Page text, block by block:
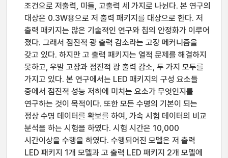
조건으로 저출력, 미들, 고출력 세 가지로 나뉜다. 본 연구의
대상은 0.3W용으로 저 출력 패키지를 대상으로 한다. 저
출력 패키지는 많은 기술적인 연구와 칩의 안정화가 이루어
졌다. 그래서 점진적 광 출력 감소라는 고장 메커니즘을
갖고 있다. 하지만 고 출력 패키지는 열적 문제를 해결하지
못하고, 우발 고장과 점진적 광 출력 감소, 두 가지 모두를
가지고 있다. 본 연구에서는 LED 패키지의 구성 요소들
중에서 점진적 성능 저하에 미치는 요소가 무엇인지를
연구하는 것이 목적이다. 또한 모든 수명의 기본이 되는
정상 수명 데이터를 확보를 하여, 가속 시험 데이터의 비교
분석을 하는 시험을 하였다. 시험 시간은 10,000
시간이상을 수행을 하였다. 수행되어진 모델은 저 출력
LED 패키지 1개 모델과 고 출력 LED 패키지 2개 모델에